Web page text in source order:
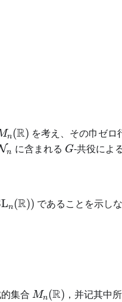
n(R) を考え、その巾ゼ
n に含まれる G
G-共役によ
n(R)) であることを示しな
集合 Mn(R) ，并记其中